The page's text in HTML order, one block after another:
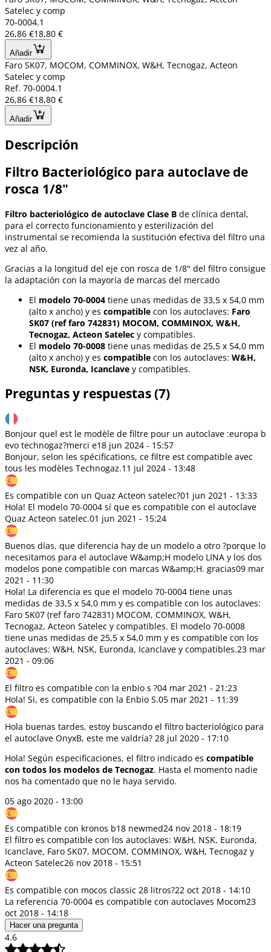
Satelec y comp
70-0004.1
26,86 €18,80 €
Añadir
Faro SK07, MOCOM, COMMINOX, W&H, Tecnogaz, Acteon
Satelec y comp
Ref. 70-0004.1
26,86 €18,80 €
Añadir
Descripción
Filtro Bacteriológico para autoclave de
rosca 1/8"
Filtro bacteriológico de autoclave Clase B de clínica dental,
para el correcto funcionamiento y esterilización del
instrumental se recomienda la sustitución efectiva del filtro una
vez al año.
Gracias a la longitud del eje con rosca de 1/8" del filtro consigue
la adaptación con la mayoría de marcas del mercado
El modelo 70-0004 tiene unas medidas de 33,5 x 54,0 mm
(alto x ancho) y es compatible con los autoclaves: Faro
SK07 (ref faro 742831) MOCOM, COMMINOX, W&H,
Tecnogaz, Acteon Satelec y compatibles.
El modelo 70-0008 tiene unas medidas de 25,5 x 54,0 mm
(alto x ancho) y es compatible con los autoclaves: W&H,
NSK, Euronda, Icanclave y compatibles.
Preguntas y respuestas (7)
Bonjour quel est le modèle de filtre pour un autoclave :europa b
evo technogaz?merci e18 jun 2024 - 15:57
Bonjour, selon les spécifications, ce filtre est compatible avec
tous les modèles Technogaz.11 jul 2024 - 13:48
Es compatible con un Quaz Acteon satelec?01 jun 2021 - 13:33
Hola! El modelo 70-0004 sí que es compatible con el autoclave
Quaz Acteon satelec.01 jun 2021 - 15:24
Buenos días, que diferencia hay de un modelo a otro ?porque lo
necesitamos para el autoclave W&amp;H modelo LINA y los dos
modelos pone compatible con marcas W&amp;H. gracias09 mar
2021 - 11:30
Hola! La diferencia es que el modelo 70-0004 tiene unas
medidas de 33,5 x 54,0 mm y es compatible con los autoclaves:
Faro SK07 (ref faro 742831) MOCOM, COMMINOX, W&H,
Tecnogaz, Acteon Satelec y compatibles. El modelo 70-0008
tiene unas medidas de 25,5 x 54,0 mm y es compatible con los
autoclaves: W&H, NSK, Euronda, Icanclave y compatibles.23 mar
2021 - 09:06
El filtro es compatible con la enbio s ?04 mar 2021 - 21:23
Hola! Si, es compatible con la Enbio S.05 mar 2021 - 11:39
Hola buenas tardes, estoy buscando el filtro bacteriológico para
el autoclave OnyxB, este me valdría? 28 jul 2020 - 17:10
Hola! Según especificaciones, el filtro indicado es compatible
con todos los modelos de Tecnogaz. Hasta el momento nadie
nos ha comentado que no le haya servido.
05 ago 2020 - 13:00
Es compatible con kronos b18 newmed24 nov 2018 - 18:19
El filtro es compatible con los autoclaves: W&H, NSK, Euronda,
Icanclave, Faro SK07, MOCOM, COMMINOX, W&H, Tecnogaz y
Acteon Satelec26 nov 2018 - 15:51
Es compatible con mocos classic 28 litros?22 oct 2018 - 14:10
La referencia 70-0004 es compatible con autoclaves Mocom23
oct 2018 - 14:18
Hacer una pregunta
4.6